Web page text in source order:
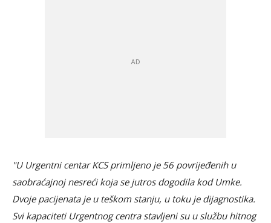
"U Urgentni centar KCS primljeno je 56 povrijeđenih u
saobraćajnoj nesreći koja se jutros dogodila kod Umke.
Dvoje pacijenata je u teškom stanju, u toku je dijagnostika.
Svi kapaciteti Urgentnog centra stavljeni su u službu hitnog